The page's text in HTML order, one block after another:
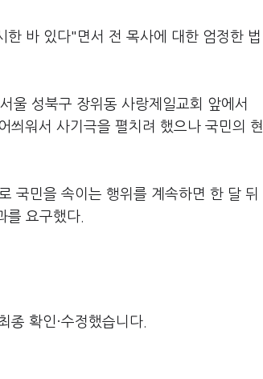
바 있다"면서 전 목사에 대한 엄정한 법
울 성북구 장위동 사랑제일교회 앞에서
워서 사기극을 펼치려 했으나 국민의 현
국민을 속이는 행위를 계속하면 한 달 뒤
를 요구했다.
종 확인·수정했습니다.